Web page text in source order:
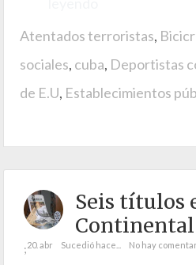
Atentados terroristas,
sociales, cuba, Deportistas
de E.U, Establecimientos
Seis títulos
Continental
;20. abr Sucedió hace... No hay